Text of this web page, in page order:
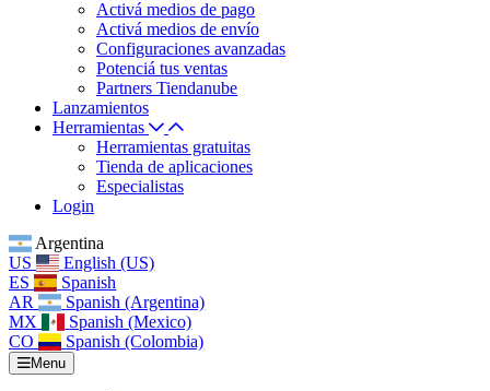
Activá medios de pago
Activá medios de envío
Configuraciones avanzadas
Potenciá tus ventas
Partners Tiendanube
Lanzamientos
Herramientas
Herramientas gratuitas
Tienda de aplicaciones
Especialistas
Login
Argentina
US
English (US)
ES
Spanish
AR
Spanish (Argentina)
MX
Spanish (Mexico)
CO
Spanish (Colombia)
Menu